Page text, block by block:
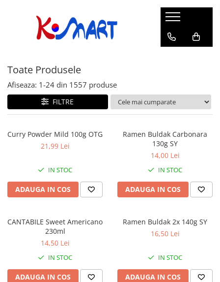
Ramyunㅣ라면
Cupă
Snacksㅣ과자
Crackers
Alge
Gustări Tradiționale
Sosuriㅣ소스
Sos pentru Marinat
Sos Picant
Altele
Gata Preparatㅣ가공식품
Alge
Altele
Garnituri
Kimchi
Ingredienteㅣ재료
Condimente
Făină
Mix
Bază de Supă
K-POPㅣ케이팝
ATEEZ
Black Pink
IU
KEY
Băuturiㅣ음료
Suc
Cafea
Ceai
Clasic
Instant
Perle de Tapioca
Lapte
Deserturiㅣ디저트
Prăjituri
Mochi
Bomboane
Caramele
Guma de mestecat
Migdale
Toate Produsele
Afiseaza: 1-24 din 1557 produse
FILTRE
Curry Powder Mild 100g OTG
21,99 Lei
IN STOC
ADAUGA IN COS
Ramen Buldak Carbonara
130g SY
14,00 Lei
IN STOC
ADAUGA IN COS
CANTABILE Sweet Americano
230ml
14,50 Lei
IN STOC
ADAUGA IN COS
Ramen Buldak 2x 140g SY
16,50 Lei
IN STOC
ADAUGA IN COS